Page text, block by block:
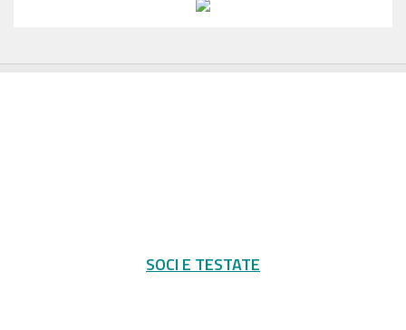
SOCI E TESTATE